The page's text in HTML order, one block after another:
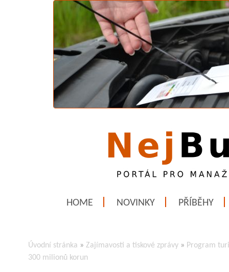
HOME NOVINKY PŘÍBĚHY
Úvodní stránka » Zajímavosti a tiskové zprávy » Program
300 milionů korun